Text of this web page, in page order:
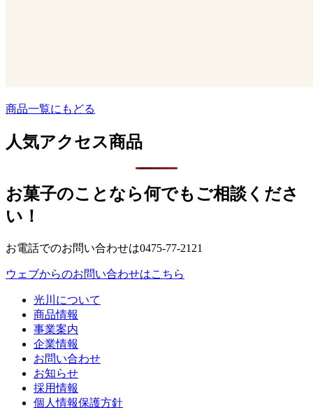
商品一覧にもどる
人気アクセス商品
お菓子のことなら何でもご相談くださ
い！
お電話でのお問い合わせは0475-77-2121
ウェブからのお問い合わせはこちら
光川について
商品情報
事業案内
企業情報
お問い合わせ
お知らせ
採用情報
個人情報保護方針